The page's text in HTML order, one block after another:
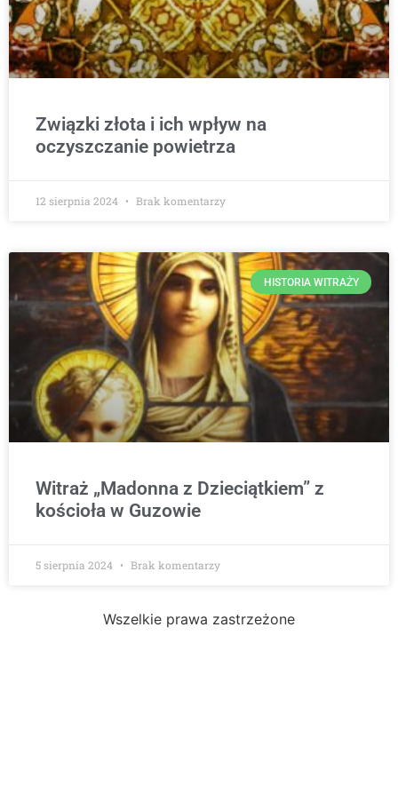
Związki złota i ich wpływ na
oczyszczanie powietrza
12 sierpnia 2024 Brak komentarzy
HISTORIA WITRAŻY
Witraż „Madonna z Dzieciątkiem” z
kościoła w Guzowie
5 sierpnia 2024 Brak komentarzy
Wszelkie prawa zastrzeżone